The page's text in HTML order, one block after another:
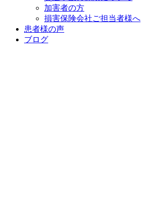
加害者の方
損害保険会社ご担当者様へ
患者様の声
ブログ